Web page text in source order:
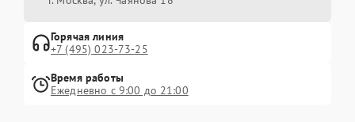
Горячая линия
+7 (495) 023-73-25
Время работы
Ежедневно с 9:00 до 21:00